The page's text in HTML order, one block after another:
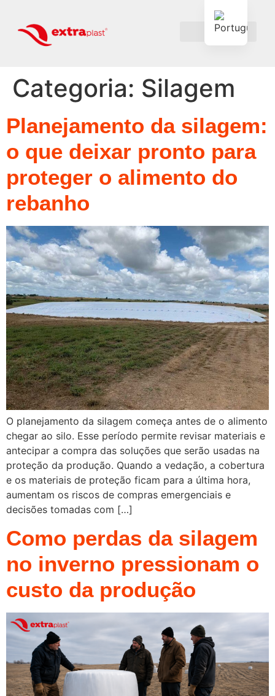
Categoria: Silagem
Planejamento da silagem:
o que deixar pronto para
proteger o alimento do
rebanho
O planejamento da silagem começa antes de o alimento
chegar ao silo. Esse período permite revisar materiais e
antecipar a compra das soluções que serão usadas na
proteção da produção. Quando a vedação, a cobertura
e os materiais de proteção ficam para a última hora,
aumentam os riscos de compras emergenciais e
decisões tomadas com […]
Como perdas da silagem
no inverno pressionam o
custo da produção